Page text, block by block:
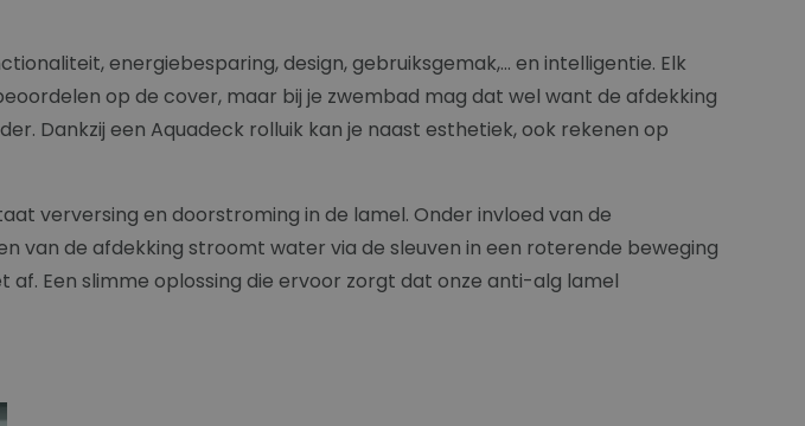
energiebesparing, design, gebruiksgemak,... en intelligentie. Elk
op de cover, maar bij je zwembad mag dat wel want de afdekking
Dankzij een Aquadeck rolluik kan je naast esthetiek, ook rekenen op
verversing en doorstroming in de lamel. Onder invloed van de
van de afdekking stroomt water via de sleuven in een roterende beweging
Een slimme oplossing die ervoor zorgt dat onze anti-alg lamel